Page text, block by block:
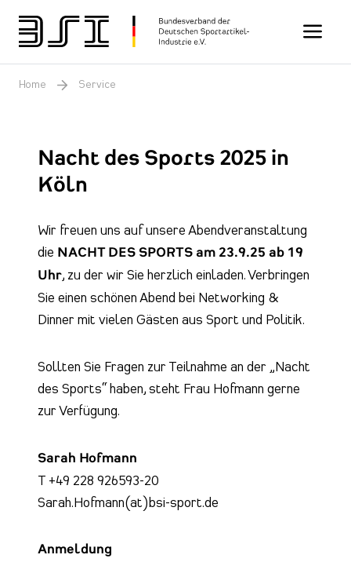
Toggle
Home Service
Nacht des Sports 2025 in
Köln
Wir freuen uns auf unsere Abendveranstaltung
die NACHT DES SPORTS am 23.9.25 ab 19
Uhr, zu der wir Sie herzlich einladen. Verbringen
Sie einen schönen Abend bei Networking &
Dinner mit vielen Gästen aus Sport und Politik.
Sollten Sie Fragen zur Teilnahme an der „Nacht
des Sports“ haben, steht Frau Hofmann gerne
zur Verfügung.
Sarah Hofmann
T +49 228 926593-20
Sarah.Hofmann(at)bsi-sport.de
Anmeldung